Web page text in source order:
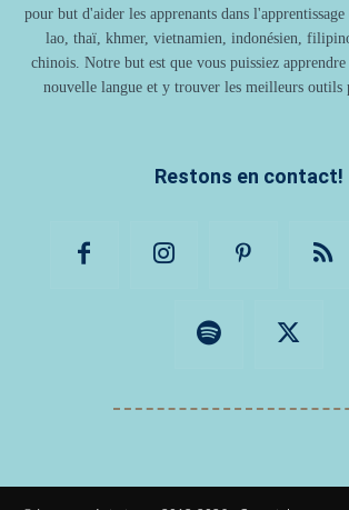
pour but d'aider les apprenants dans l'apprentissage
lao, thaï, khmer, vietnamien, indonésien,
chinois. Notre but est que vous puissiez
nouvelle langue et y trouver les meilleurs outils
Restons en contact!